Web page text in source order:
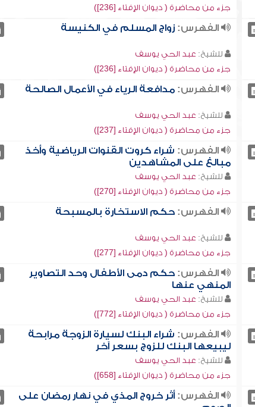
جزء من محاضرة ( ديوان الإفتاء [236])
الفهرس: زواج المسلم في الكنيسة
للشيخ: عبد الحي يوسف
جزء من محاضرة ( ديوان الإفتاء [236])
الفهرس: مدافعة الرياء في الأعمال الصالحة
للشيخ: عبد الحي يوسف
جزء من محاضرة ( ديوان الإفتاء [237])
الفهرس: شراء كروت القنوات الرياضية وأخذ
مبالغ على المشاهدين
للشيخ: عبد الحي يوسف
جزء من محاضرة ( ديوان الإفتاء [270])
الفهرس: حكم الاستخارة بالمسبحة
للشيخ: عبد الحي يوسف
جزء من محاضرة ( ديوان الإفتاء [277])
الفهرس: حكم دمى الأطفال وحد التصاوير
المنهي عنها
للشيخ: عبد الحي يوسف
جزء من محاضرة ( ديوان الإفتاء [772])
الفهرس: شراء البنك لسيارة الزوجة مرابحة
ليبيعها البنك للزوج بسعر آخر
للشيخ: عبد الحي يوسف
جزء من محاضرة ( ديوان الإفتاء [658])
الفهرس: أثر خروج المذي في نهار رمضان على